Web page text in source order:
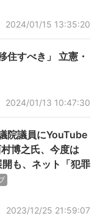
2024/01/15 13:35:20
住すべき」 立憲・
2024/01/13 10:47:30
院議員にYouTube
博之氏、今度は
開も、ネット「犯罪
2023/12/25 21:59:07